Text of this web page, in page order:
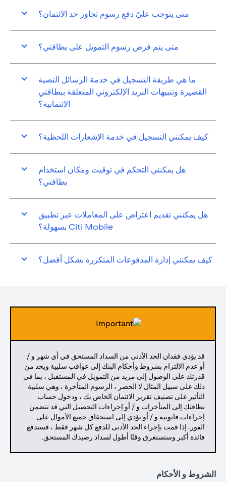
متى يتوجب عليّ دفع رسوم تجاوز حد الائتمان؟
متى يتم فرض رسوم التمويل على بطاقتي؟
ما هي طريقة التسجيل في خدمة الرسائل النصية
القصيرة وتنبيهات البريد الإلكتروني المتعلقة ببطاقتي
الائتمانية؟
كيف يمكنني التسجيل في خدمة الإشعارات اللحظية؟
هل يمكنني التحكم في توقيت ومكان استخدام
بطاقتي؟
هل يمكنني تقديم اعتراض على المعاملات عبر تطبيق
Citi Mobile بسهولة؟
كيف يمكنني إدارة المدفوعات المتكررة بشكل أفضل؟
قد يؤدي فقدان الحد الأدنى من السداد المستحق في أي شهر و /
أو عدم الالتزام بشروط وأحكام البنك إلى عواقب سلبية ويحد من
قدرتك على الوصول إلى مزيد من التمويل في المستقبل ، بما في
ذلك على سبيل المثال لا الحصر ، الرسوم المتأخرة ، وهي سلبية
التأثير على تصنيف تقرير الائتمان الخاص بك ، ودخول حساب
بطاقتك إلى المتأخرات و / أو إجراءات التحصيل التي قد تتضمن
إجراءات قانونية و / أو تؤدي إلى استحقاق جميع الأموال على
الفور. إذا قمت بإجراء الحد الأدنى للدفع كل شهر فقط ، فستدفع
فائدة أكبر وستستغرق وقتًا أطول لسداد رصيدك المستحق.
الشروط و الأحكام